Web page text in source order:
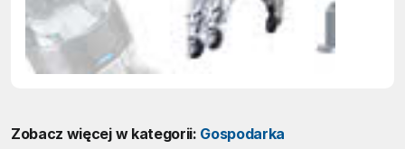
Zobacz więcej w kategorii: Gospodarka